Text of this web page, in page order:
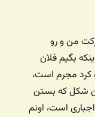
من و رو
بگیم فلان
مجرم است،
شکل که بستن
است، اونم